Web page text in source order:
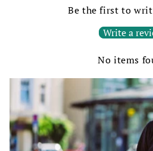
Be the first to
Write a
No items